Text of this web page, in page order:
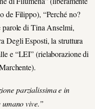
de Filippo), “Perché no?
parole di Tina Anselmi,
Degli Esposti, la struttura
e “LEI” (rielaborazione di
parzialissima e in
umano vive.”